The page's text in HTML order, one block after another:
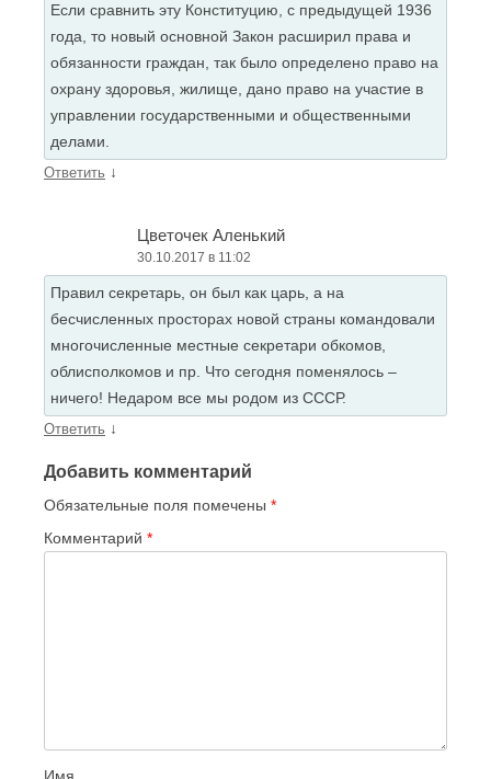
Если сравнить эту Конституцию, с предыдущей 1936
года, то новый основной Закон расширил права и
обязанности граждан, так было определено право на
охрану здоровья, жилище, дано право на участие в
управлении государственными и общественными
делами.
Ответить ↓
Цветочек Аленький
30.10.2017 в 11:02
Правил секретарь, он был как царь, а на
бесчисленных просторах новой страны командовали
многочисленные местные секретари обкомов,
облисполкомов и пр. Что сегодня поменялось –
ничего! Недаром все мы родом из СССР.
Ответить ↓
Добавить комментарий
Обязательные поля помечены *
Комментарий *